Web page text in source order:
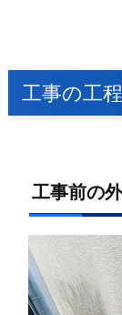
工事の工
工事前の